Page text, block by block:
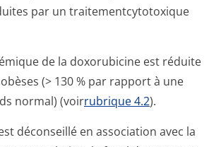
par un traitementcyto­toxique
de la doxorubicine est réduite
(> 130 % par rapport à une
normal) (voirrubrique 4.2).
déconseillé en association avec la